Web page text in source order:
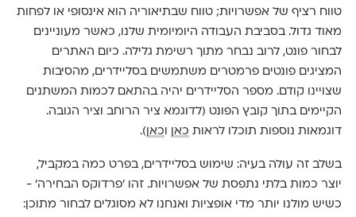
טווח רציף של אפשרויות; טווח שבתיאוריה הוא אינסופי או לפחות
מאוד גדול. בסביבת העבודה היומיומית שלנו, כאשר מעוניינים
לבחור פונט, לרוב נבחר מתוך רשימת גלילה. כיום האתרים
המציגים פונטים פרמטרים משתמשים בסליידרים, מהסיבות
שצויינו קודם. מספר הסליידרים יהיה בהתאם לכמות המשתנים
הקיימים בתוך קובץ הפונט (לדוגמא ציר הרוחב וציר הגובה.
דוגמאות נוספות תוכלו לראות כאן וכאן ).
בשלב זה עולה בעיה: שימוש בסליידרים, בפרט כמה במקביל,
יוצר כמות בלתי נתפסת של אפשרויות. זהו ׳פרדוקס הבחירה׳ -
כשיש מולנו יותר מדי אופציות ואנחנו לא מסוגלים לבחור מתוכן: